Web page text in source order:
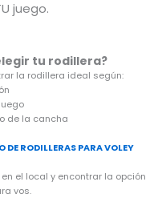
juego.
tu rodillera?
la rodillera ideal según:
de la cancha
RODILLERAS PARA VOLEY
el local y encontrar la opción
vos.